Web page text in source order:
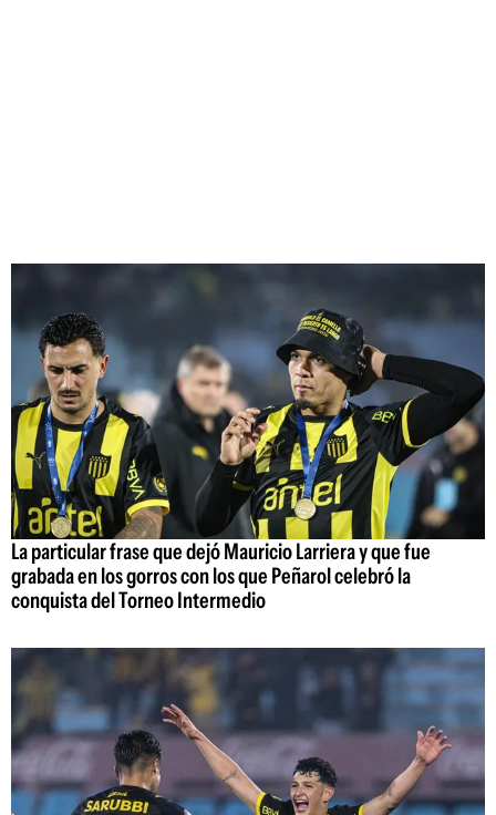
La particular frase que dejó Mauricio Larriera y que fue
grabada en los gorros con los que Peñarol celebró la
conquista del Torneo Intermedio